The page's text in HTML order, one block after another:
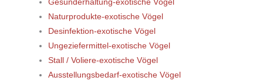
Gesunderhaltung-exotische Vögel
Naturprodukte-exotische Vögel
Desinfektion-exotische Vögel
Ungeziefermittel-exotische Vögel
Stall / Voliere-exotische Vögel
Ausstellungsbedarf-exotische Vögel